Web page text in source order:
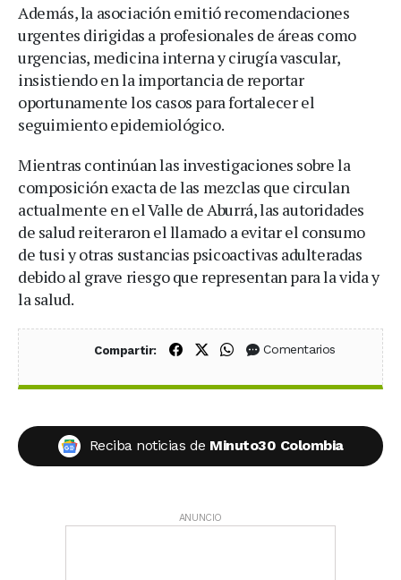
Además, la asociación emitió recomendaciones
urgentes dirigidas a profesionales de áreas como
urgencias, medicina interna y cirugía vascular,
insistiendo en la importancia de reportar
oportunamente los casos para fortalecer el
seguimiento epidemiológico.
Mientras continúan las investigaciones sobre la
composición exacta de las mezclas que circulan
actualmente en el Valle de Aburrá, las autoridades
de salud reiteraron el llamado a evitar el consumo
de tusi y otras sustancias psicoactivas adulteradas
debido al grave riesgo que representan para la vida y
la salud.
Compartir: Compartir en Facebook
Compartir en X (Twitter)
Compartir en WhatsApp
Comentarios
Reciba noticias de Minuto30 Colombia
ANUNCIO